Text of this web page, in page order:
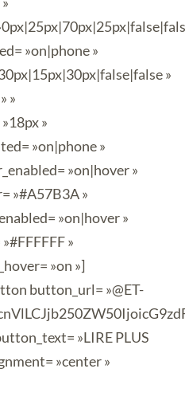
»on|phone »
»
»
»
»on|phone »
»on|hover »
»#A57B3A »
»on|hover »
»
»on »]
button_url= »@ET-
»LIRE PLUS
»center »